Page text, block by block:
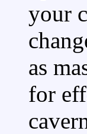
your
as
for